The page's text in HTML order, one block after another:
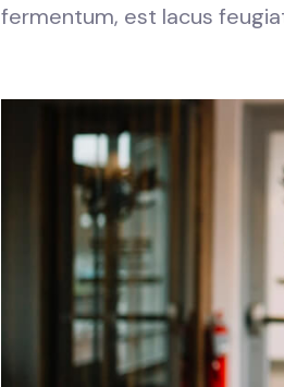
fermentum, est lacus